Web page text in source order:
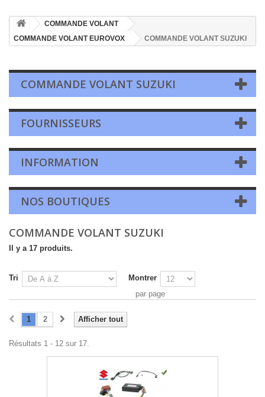
COMMANDE VOLANT
COMMANDE VOLANT EUROVOX
COMMANDE VOLANT SUZUKI
COMMANDE VOLANT SUZUKI
FOURNISSEURS
INFORMATION
NOS BOUTIQUES
COMMANDE VOLANT SUZUKI
Il y a 17 produits.
Tri
Montrer
par page
Afficher tout
1 2
Résultats 1 - 12 sur 17.